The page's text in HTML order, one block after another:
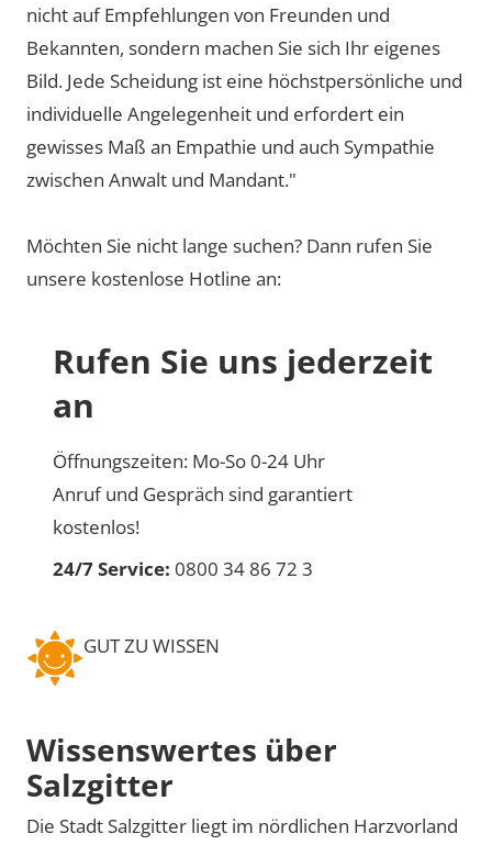
nicht auf Empfehlungen von Freunden und
Bekannten, sondern machen Sie sich Ihr eigenes
Bild. Jede Scheidung ist eine höchstpersönliche und
individuelle Angelegenheit und erfordert ein
gewisses Maß an Empathie und auch Sympathie
zwischen Anwalt und Mandant."
Möchten Sie nicht lange suchen? Dann rufen Sie
unsere kostenlose Hotline an:
Rufen Sie uns jederzeit
an
Öffnungszeiten: Mo-So 0-24 Uhr
Anruf und Gespräch sind garantiert
kostenlos!
24/7 Service: 0800 34 86 72 3
GUT ZU WISSEN
Wissenswertes über
Salzgitter
Die Stadt Salzgitter liegt im nördlichen Harzvorland